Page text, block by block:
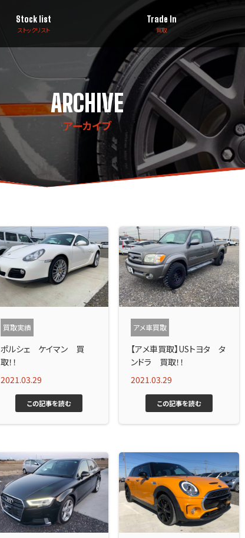
Stock list
ストックリスト
Trade In
買取
ARCHIVE
アーカイブ
買取実績
ポルシェ ケイマン 買
取！！
2021.03.29
この記事を読む
アメ車買取
【アメ車買取】USトヨタ タ
ンドラ 買取！！
2021.03.29
この記事を読む